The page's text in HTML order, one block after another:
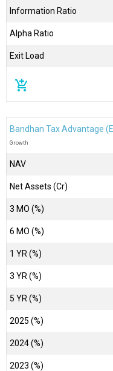
Information Ratio
Alpha Ratio
Exit Load
add_shopping_cart
Bandhan Tax Advantage
Growth
NAV
Net Assets (Cr)
3 MO (%)
6 MO (%)
1 YR (%)
3 YR (%)
5 YR (%)
2025 (%)
2024 (%)
2023 (%)